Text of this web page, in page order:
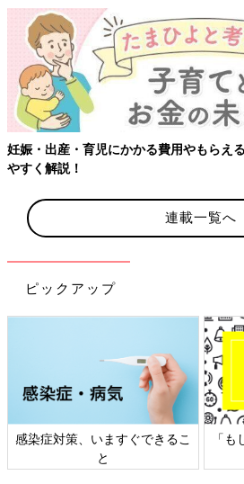
妊娠・出産・育児にかかる費用やもらえ
やすく解説！
連載一覧へ
ピックアップ
感染症対策、いますぐできるこ
と
「